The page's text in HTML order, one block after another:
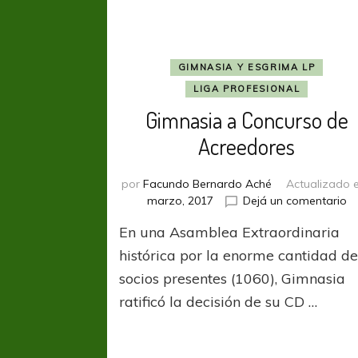
GIMNASIA Y ESGRIMA LP
LIGA PROFESIONAL
Gimnasia a Concurso de
Acreedores
por Facundo Bernardo Aché Actualizado
marzo, 2017
Dejá un comentarioen
En una Asamblea Extraordinaria
histórica por la enorme cantidad de
socios presentes (1060), Gimnasia
ratificó la decisión de su CD …